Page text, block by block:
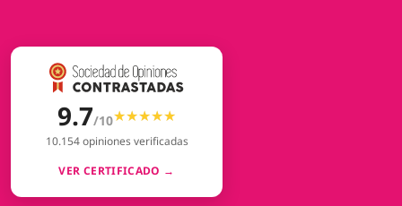
9.7/10★★★★★
★★★★★
10.154 opiniones verificadas
VER CERTIFICADO →